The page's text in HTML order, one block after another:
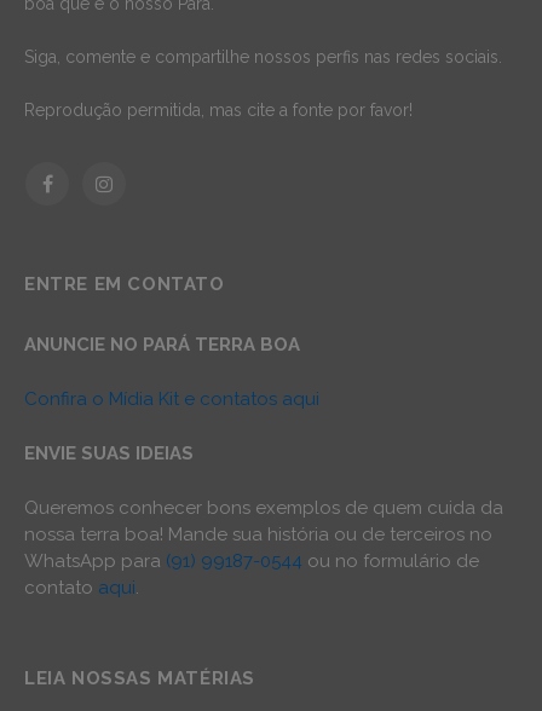
Siga, comente e compartilhe nossos perfis nas redes sociais.
Reprodução permitida, mas cite a fonte por favor!
FacebookInstagram
ENTRE EM CONTATO
ANUNCIE NO PARÁ TERRA BOA
Confira o Mídia Kit e contatos aqui
ENVIE SUAS IDEIAS
Queremos conhecer bons exemplos de quem cuida da
nossa terra boa! Mande sua história ou de terceiros no
WhatsApp para (91) 99187-0544 ou no formulário de
contato aqui.
LEIA NOSSAS MATÉRIAS